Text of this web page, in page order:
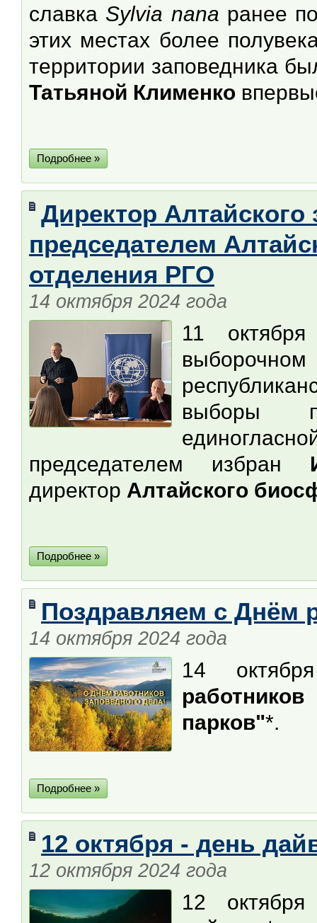
славка Sylvia nana ранее
этих местах более
территории заповедника
Татьяной Клименко
Подробнее »
Директор
председателем
отделения РГО
14 октября 2024 года
11
выборы
председателем избран
директор Алтайского
Подробнее »
Поздравляем с Днём
14 октября 2024 года
14
парков"*.
Подробнее »
12 октября - день
12 октября 2024 года
12